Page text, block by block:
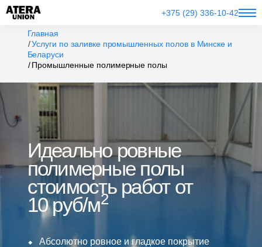
+375 (29) 336-10-42
Главная
Услуги по заливке промышленных полов в Минске и
Беларуси
Промышленные полимерные полы
Идеально ровные
полимерные полы
стоимость работ от
10 руб/м2
Абсолютно ровное и гладкое покрытие